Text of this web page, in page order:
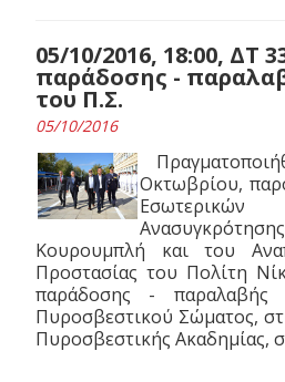
05/10/2016, 18:00, ΔΤ
παράδοσης -
του Π.Σ.
05/10/2016
Οκτωβρίου,
Εσωτερικών
Κουρουμπλή και του
Προστασίας του Πολίτη
παράδοσης - παραλαβής
Πυροσβεστικού Σώματος,
Πυροσβεστικής Ακαδημίας,